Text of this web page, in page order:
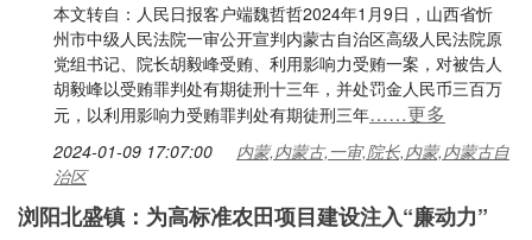
本文转自：人民日报客户端魏哲哲2024年1月9日，山西省忻
州市中级人民法院一审公开宣判内蒙古自治区高级人民法院原
党组书记、院长胡毅峰受贿、利用影响力受贿一案，对被告人
胡毅峰以受贿罪判处有期徒刑十三年，并处罚金人民币三百万
元，以利用影响力受贿罪判处有期徒刑三年……更多
2024-01-09 17:07:00
内蒙,内蒙古,一审,院长,内蒙,内蒙古自
治区
浏阳北盛镇：为高标准农田项目建设注入“廉动力”